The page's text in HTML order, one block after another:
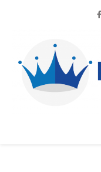
Noticias de actualidad